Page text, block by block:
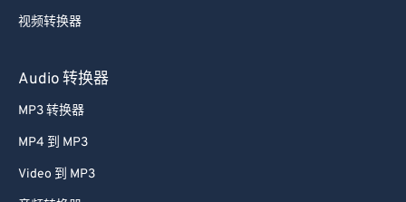
视频转换器
Audio 转换器
MP3 转换器
MP4 到 MP3
Video 到 MP3